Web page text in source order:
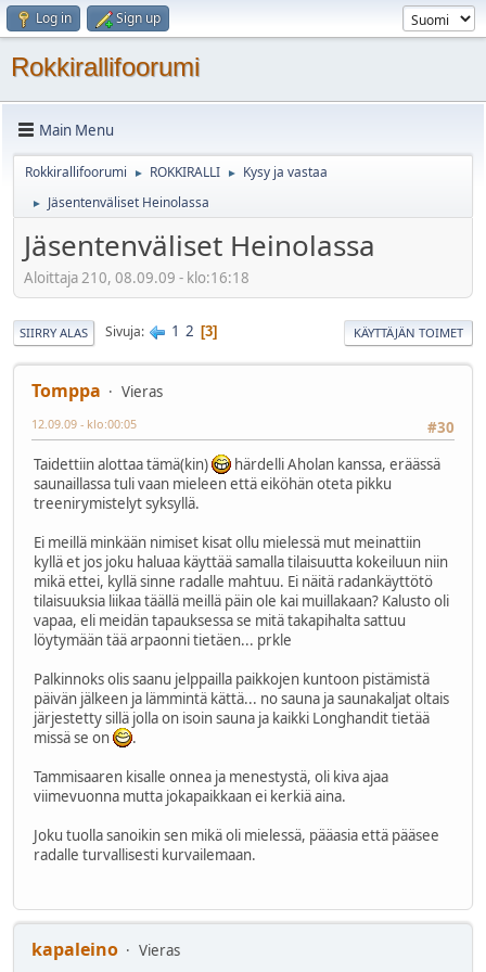
Log in Sign up
Rokkirallifoorumi
Main Menu
Rokkirallifoorumi ► ROKKIRALLI ► Kysy ja vastaa
► Jäsentenväliset Heinolassa
Jäsentenväliset Heinolassa
Aloittaja 210, 08.09.09 - klo:16:18
SIIRRY ALAS Sivuja 1 2 3 KÄYTTÄJÄN TOIMET
Tomppa
Vieras
#30
12.09.09 - klo:00:05
Taidettiin alottaa tämä(kin)
härdelli Aholan kanssa, eräässä
saunaillassa tuli vaan mieleen että eiköhän oteta pikku
treenirymistelyt syksyllä.
Ei meillä minkään nimiset kisat ollu mielessä mut meinattiin
kyllä et jos joku haluaa käyttää samalla tilaisuutta kokeiluun niin
mikä ettei, kyllä sinne radalle mahtuu. Ei näitä radankäyttötö
tilaisuuksia liikaa täällä meillä päin ole kai muillakaan? Kalusto oli
vapaa, eli meidän tapauksessa se mitä takapihalta sattuu
löytymään tää arpaonni tietäen... prkle
Palkinnoks olis saanu jelppailla paikkojen kuntoon pistämistä
päivän jälkeen ja lämmintä kättä... no sauna ja saunakaljat oltais
järjestetty sillä jolla on isoin sauna ja kaikki Longhandit tietää
missä se on
.
Tammisaaren kisalle onnea ja menestystä, oli kiva ajaa
viimevuonna mutta jokapaikkaan ei kerkiä aina.
Joku tuolla sanoikin sen mikä oli mielessä, pääasia että pääsee
radalle turvallisesti kurvailemaan.
kapaleino Vieras